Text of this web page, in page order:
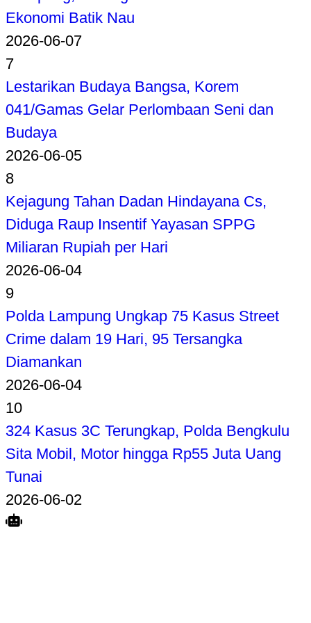
Ekonomi Batik Nau
2026-06-07
7
Lestarikan Budaya Bangsa, Korem
041/Gamas Gelar Perlombaan Seni dan
Budaya
2026-06-05
8
Kejagung Tahan Dadan Hindayana Cs,
Diduga Raup Insentif Yayasan SPPG
Miliaran Rupiah per Hari
2026-06-04
9
Polda Lampung Ungkap 75 Kasus Street
Crime dalam 19 Hari, 95 Tersangka
Diamankan
2026-06-04
10
324 Kasus 3C Terungkap, Polda Bengkulu
Sita Mobil, Motor hingga Rp55 Juta Uang
Tunai
2026-06-02